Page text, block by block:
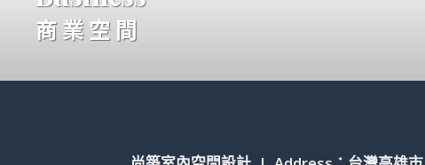
商 業 空 間